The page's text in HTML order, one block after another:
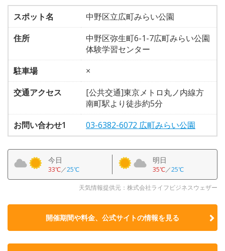
スポット名
中野区立広町みらい公園
住所
中野区弥生町6-1-7広町みらい公園
体験学習センター
駐車場
×
交通アクセス
[公共交通]東京メトロ丸ノ内線方
南町駅より徒歩約5分
お問い合わせ1
03-6382-6072 広町みらい公園
今日
33℃／25℃
明日
35℃／25℃
天気情報提供元：株式会社ライフビジネスウェザー
開催期間や料金、公式サイトの情報を見る